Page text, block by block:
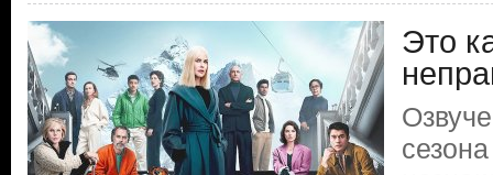
Это